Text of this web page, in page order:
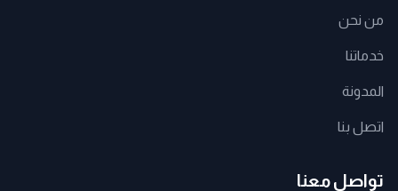
من نحن
خدماتنا
المدونة
اتصل بنا
تواصل معنا